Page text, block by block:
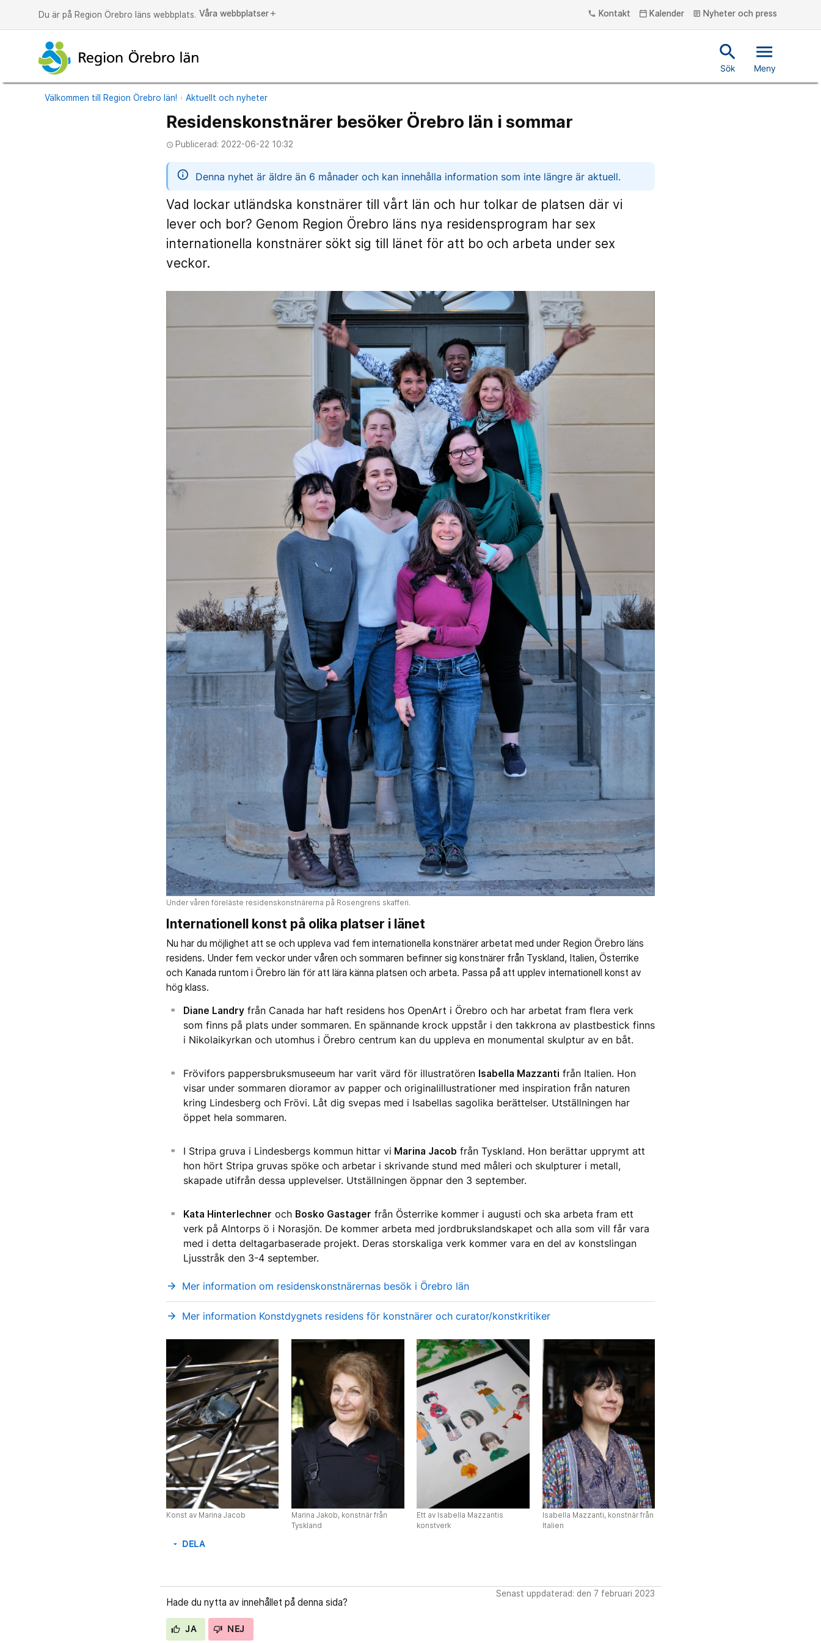
Du är på Region Örebro läns webbplats. Våra webbplatser add phone Kontakt calendar_today Kalender article Nyheter och press
search
Sök
menu
Meny
Välkommen till Region Örebro län! Aktuellt och nyheter
Residenskonstnärer besöker Örebro län i sommar
access_time Publicerad: 2022-06-22 10:32
information
Denna nyhet är äldre än 6 månader och kan innehålla information som inte längre är aktuell.
Vad lockar utländska konstnärer till vårt län och hur tolkar de platsen där vi
lever och bor? Genom Region Örebro läns nya residensprogram har sex
internationella konstnärer sökt sig till länet för att bo och arbeta under sex
veckor.
Under våren föreläste residenskonstnärerna på Rosengrens skafferi.
Internationell konst på olika platser i länet
Nu har du möjlighet att se och uppleva vad fem internationella konstnärer arbetat med under Region Örebro läns
residens. Under fem veckor under våren och sommaren befinner sig konstnärer från Tyskland, Italien, Österrike
och Kanada runtom i Örebro län för att lära känna platsen och arbeta. Passa på att upplev internationell konst av
hög klass.
Diane Landryfrån Canada har haft residens hos OpenArt i Örebro och har arbetat fram flera verk
som finns på plats under sommaren. En spännande krock uppstår i den takkrona av plastbestick finns
i Nikolaikyrkan och utomhus i Örebro centrum kan du uppleva en monumental skulptur av en båt.
Frövifors pappersbruksmuseeum har varit värd för illustratören Isabella Mazzanti från Italien. Hon
visar under sommaren dioramor av papper och originalillustrationer med inspiration från naturen
kring Lindesberg och Frövi. Låt dig svepas med i Isabellas sagolika berättelser. Utställningen har
öppet hela sommaren.
I Stripa gruva i Lindesbergs kommun hittar vi Marina Jacob från Tyskland. Hon berättar upprymt att
hon hört Stripa gruvas spöke och arbetar i skrivande stund med måleri och skulpturer i metall,
skapade utifrån dessa upplevelser. Utställningen öppnar den 3 september.
Kata Hinterlechner och Bosko Gastager från Österrike kommer i augusti och ska arbeta fram ett
verk på Alntorps ö i Norasjön. De kommer arbeta med jordbrukslandskapet och alla som vill får vara
med i detta deltagarbaserade projekt. Deras storskaliga verk kommer vara en del av konstslingan
Ljusstråk den 3-4 september.
arrow_forward Mer information om residenskonstnärernas besök i Örebro län
arrow_forward Mer information Konstdygnets residens för konstnärer och curator/konstkritiker
Konst av Marina Jacob
Marina Jakob, konstnär från
Tyskland
Ett av Isabella Mazzantis
konstverk
Isabella Mazzanti, konstnär från
Italien
arrow_drop_down DELA
Hade du nytta av innehållet på denna sida?
JA NEJ
Senast uppdaterad: den 7 februari 2023